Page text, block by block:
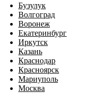
Бузулук
Волгоград
Воронеж
Екатеринбург
Иркутск
Казань
Краснодар
Красноярск
Мариуполь
Москва